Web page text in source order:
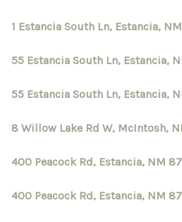
1 Estancia South Ln, Estancia,
55 Estancia South Ln, Estancia,
55 Estancia South Ln, Estancia,
8 Willow Lake Rd W, McIntosh,
400 Peacock Rd, Estancia, NM
400 Peacock Rd, Estancia, NM